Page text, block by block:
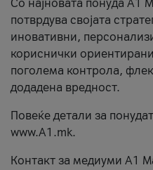
Со најновата понуда А1
потврдува својата
иновативни,
кориснички
поголема контрола,
додадена вредност.
Повеќе детали за
www.А1.mk.
Контакт за медиуми А1